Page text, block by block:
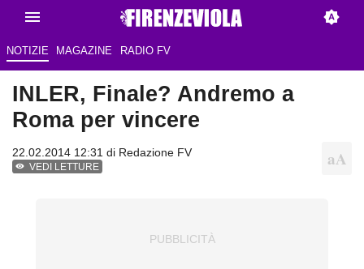
NOTIZIE MAGAZINE RADIO FV
INLER, Finale? Andremo a
Roma per vincere
22.02.2014 12:31 di Redazione FV
VEDI LETTURE